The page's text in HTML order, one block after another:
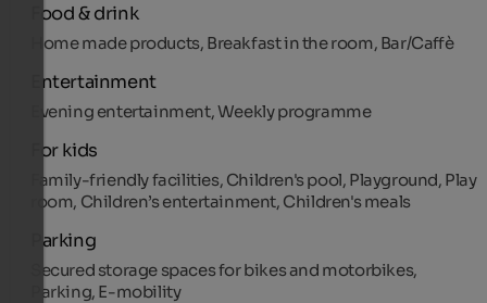
Food & drink
Home made products, Breakfast in the room, Bar/Caffè
Entertainment
Evening entertainment, Weekly programme
For kids
Family-friendly facilities, Children's pool, Playground, Play
room, Children’s entertainment, Children's meals
Parking
Secured storage spaces for bikes and motorbikes,
Parking, E-mobility